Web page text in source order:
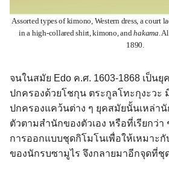
Assorted types of kimono, Western dress, a court
in a high-collared shirt, kimono, andhakama .
1890.
จนในสมัย Edo ค.ศ. 1603-1868 เป็น
ปกครองด้วยโชกุน ตระกูลโทะกุงะวะ
ปกครองแคว้นต่าง ๆ ยุคสมัยนั้นเหล่า
ตัวตามสำนักของตัวเอง หรือที่เรียกว่า
การออกแบบชุดกิโมโนเพื่อให้เหมาะกั
ของนักรบซามูไร จึงกลายมาอีกจุดที่